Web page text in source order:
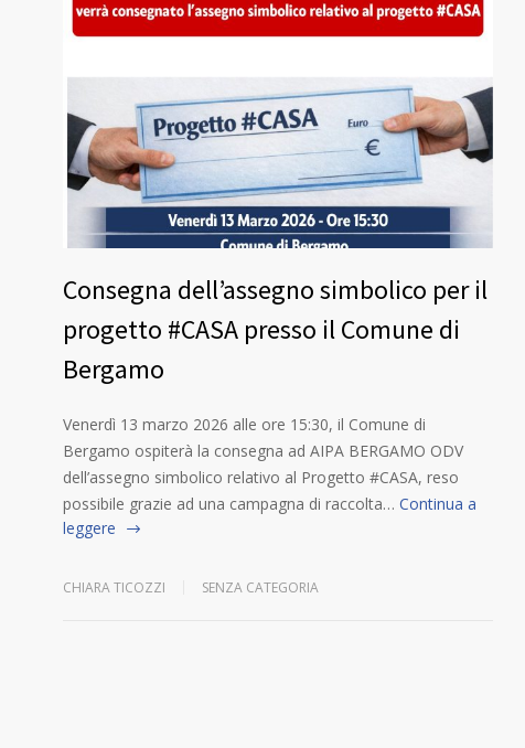
Consegna dell’assegno simbolico per il
progetto #CASA presso il Comune di
Bergamo
Venerdì 13 marzo 2026 alle ore 15:30, il Comune di
Bergamo ospiterà la consegna ad AIPA BERGAMO ODV
dell’assegno simbolico relativo al Progetto #CASA, reso
possibile grazie ad una campagna di raccolta… Continua a
leggere
CHIARA TICOZZI SENZA CATEGORIA